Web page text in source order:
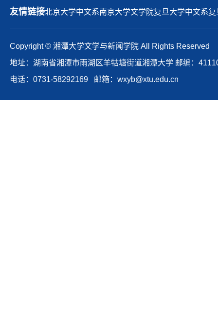
友情链接北京大学中文系南京大学文学院复旦大学中文系复
Copyright © 湘潭大学文学与新闻学院 All Rights Reserved
地址：湖南省湘潭市雨湖区羊牯塘街道湘潭大学 邮编：
电话：0731-58292169 邮箱：wxyb@xtu.edu.cn